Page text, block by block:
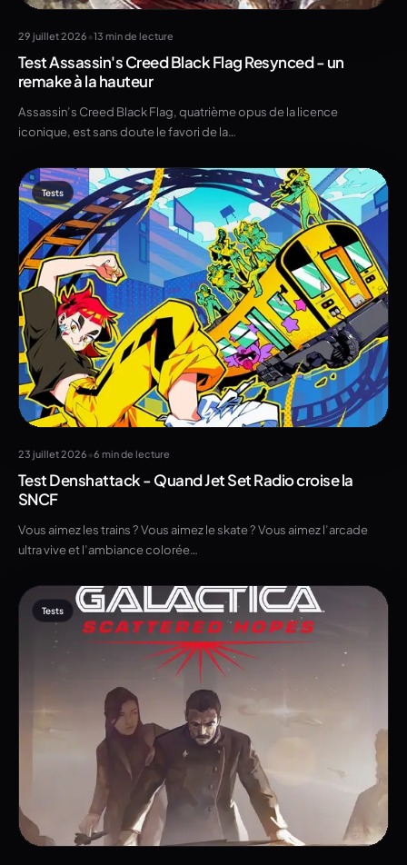
29 juillet 2026 •13 min de lecture
Test Assassin's Creed Black Flag Resynced - un
remake à la hauteur
Assassin’s Creed Black Flag, quatrième opus de la licence
iconique, est sans doute le favori de la…
Tests
23 juillet 2026 •6 min de lecture
Test Denshattack - Quand Jet Set Radio croise la
SNCF
Vous aimez les trains ? Vous aimez le skate ? Vous aimez l’arcade
ultra vive et l’ambiance colorée…
Tests